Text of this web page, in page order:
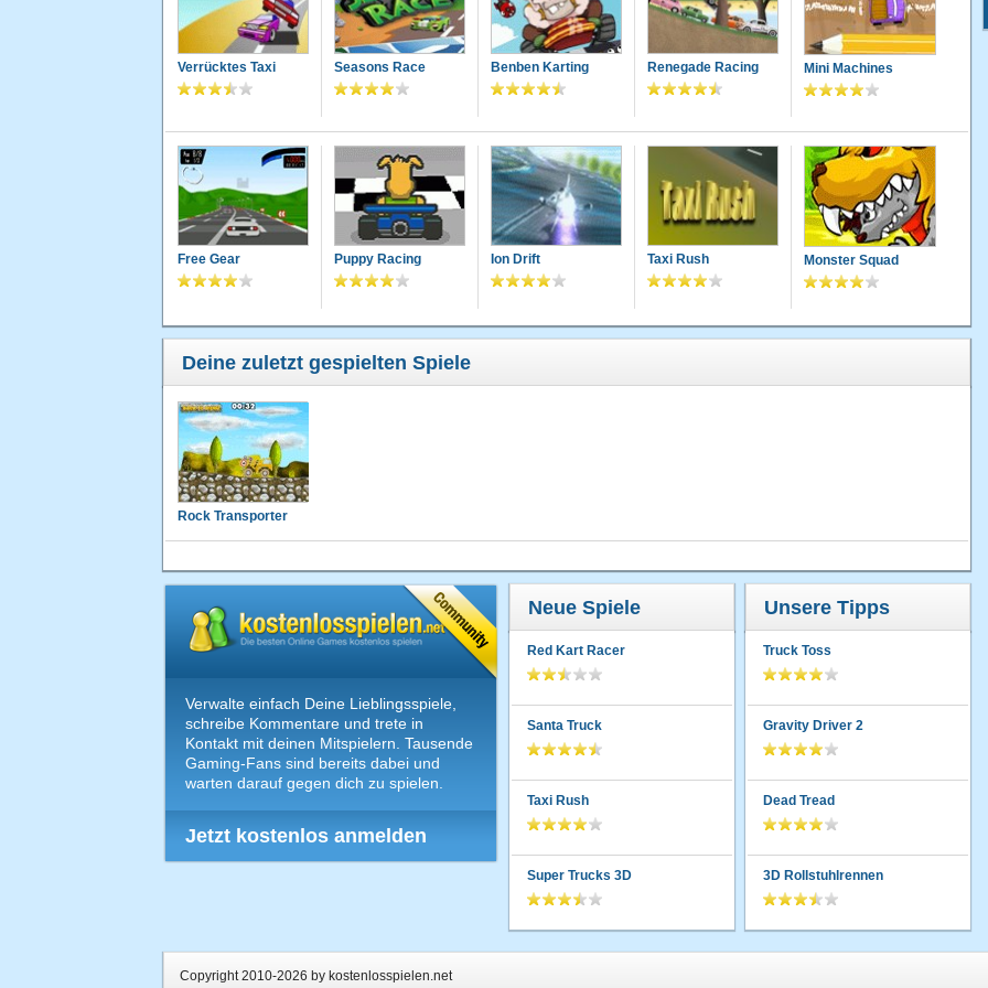
Verrücktes Taxi Seasons Race Benben Karting Renegade Racing Mini Machines
Free Gear Puppy Racing Ion Drift Taxi Rush Monster Squad
Deine zuletzt gespielten Spiele
Rock Transporter
Verwalte einfach Deine Lieblingsspiele,
schreibe Kommentare und trete in
Kontakt mit deinen Mitspielern. Tausende
Gaming-Fans sind bereits dabei und
warten darauf gegen dich zu spielen.
Jetzt kostenlos anmelden
Neue Spiele
Red Kart Racer
Santa Truck
Taxi Rush
Super Trucks 3D
Unsere Tipps
Truck Toss
Gravity Driver 2
Dead Tread
3D Rollstuhlrennen
Copyright 2010-2026 by kostenlosspielen.net